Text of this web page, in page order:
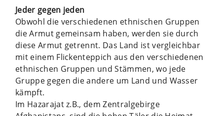
Jeder gegen jeden
Obwohl die verschiedenen ethnischen Gruppen
die Armut gemeinsam haben, werden sie durch
diese Armut getrennt. Das Land ist vergleichbar
mit einem Flickenteppich aus den verschiedenen
ethnischen Gruppen und Stämmen, wo jede
Gruppe gegen die andere um Land und Wasser
kämpft.
Im Hazarajat z.B., dem Zentralgebirge